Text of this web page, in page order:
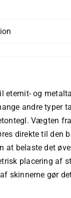
eternit- og
andre typer
Vægten
direkte til den
at belaste det
placering af
skinnerne gør